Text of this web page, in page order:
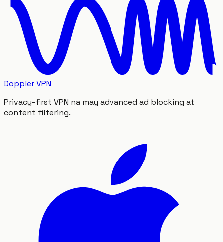
Doppler VPN
Privacy-first VPN na may advanced ad blocking at
content filtering.